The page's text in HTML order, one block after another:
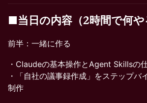
■当日の内容（2時間で何や
前半：一緒に作る
・Claudeの基本操作とAgent Skillsの
・「自社の議事録作成」をステップバ
制作